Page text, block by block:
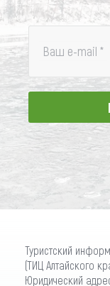
Ваш e-mail *
Туристский
(ТИЦ Алтайского
Юридический